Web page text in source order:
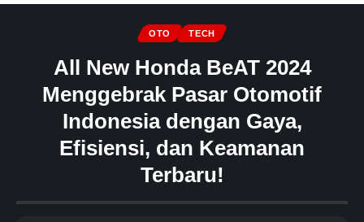
OTO TECH
All New Honda BeAT 2024
Menggebrak Pasar Otomotif
Indonesia dengan Gaya,
Efisiensi, dan Keamanan
Terbaru!